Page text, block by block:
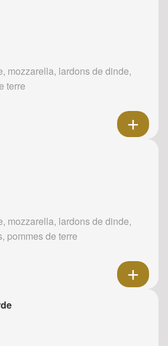
mozzarella, lardons de dinde,
terre
mozzarella, lardons de dinde,
pommes de terre